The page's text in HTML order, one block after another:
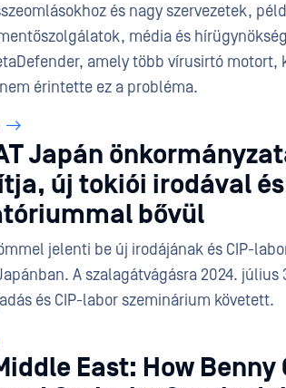
és nagy szervezetek,
média és
amely több vírusirtó
érintette ez a probléma.
Japán
új tokiói irodával és
bővül
jelenti be új irodájának és CIP-
A szalagátvágásra 2024.
és CIP-labor szeminárium követett.
East: How Benny